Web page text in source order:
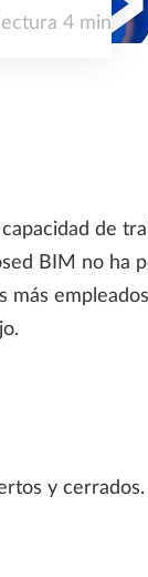
4 min
capacidad de
BIM no ha
y cerrados.